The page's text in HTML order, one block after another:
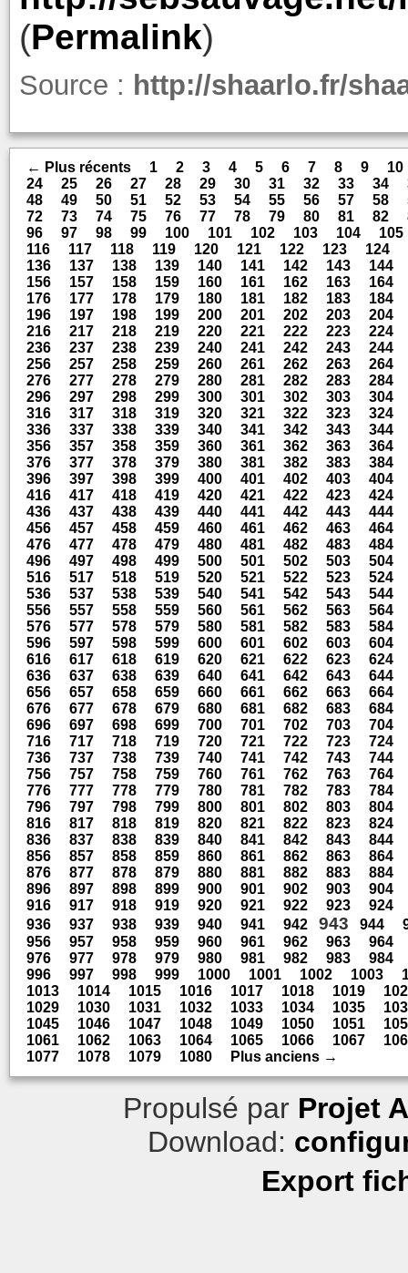
(Permalink)
Source : http://shaarlo.fr/
← Plus récents 1 2 3 4 5 6 7 8 9
10
24
25 26 27 28 29 30 31 32 33 34
48
49 50 51 52 53 54 55 56 57 58
72
73 74 75 76 77 78 79 80 81 82
96
97 98 99 100 101 102 103 104
105
116
117 118 119 120 121 122 123 124
136
137 138 139 140 141 142 143
144
156
157 158 159 160 161 162 163
164
176
177 178 179 180 181 182 183
184
196
197 198 199 200 201 202 203
204
216
217 218 219 220 221 222 223
224
236
237 238 239 240 241 242 243
244
256
257 258 259 260 261 262 263
264
276
277 278 279 280 281 282 283
284
296
297 298 299 300 301 302 303
304
316
317 318 319 320 321 322 323
324
336
337 338 339 340 341 342 343
344
356
357 358 359 360 361 362 363
364
376
377 378 379 380 381 382 383
384
396
397 398 399 400 401 402 403
404
416
417 418 419 420 421 422 423
424
436
437 438 439 440 441 442 443
444
456
457 458 459 460 461 462 463
464
476
477 478 479 480 481 482 483
484
496
497 498 499 500 501 502 503
504
516
517 518 519 520 521 522 523
524
536
537 538 539 540 541 542 543
544
556
557 558 559 560 561 562 563
564
576
577 578 579 580 581 582 583
584
596
597 598 599 600 601 602 603
604
616
617 618 619 620 621 622 623
624
636
637 638 639 640 641 642 643
644
656
657 658 659 660 661 662 663
664
676
677 678 679 680 681 682 683
684
696
697 698 699 700 701 702 703
704
716
717 718 719 720 721 722 723
724
736
737 738 739 740 741 742 743
744
756
757 758 759 760 761 762 763
764
776
777 778 779 780 781 782 783
784
796
797 798 799 800 801 802 803
804
816
817 818 819 820 821 822 823
824
836
837 838 839 840 841 842 843
844
856
857 858 859 860 861 862 863
864
876
877 878 879 880 881 882 883
884
896
897 898 899 900 901 902 903
904
916
917 918 919 920 921 922 923
924
936
937 938 939 940 941 942 943 944
956
957 958 959 960 961 962 963
964
976
977 978 979 980 981 982 983
984
996
997 998 999 1000 1001 1002 1003
1013
1014 1015 1016 1017 1018 1019
1029
1030 1031 1032 1033 1034 1035
1045
1046 1047 1048 1049 1050 1051
1061
1062 1063 1064 1065 1066 1067
1077
1078 1079 1080 Plus anciens →
Propulsé par Projet
Download:
Export